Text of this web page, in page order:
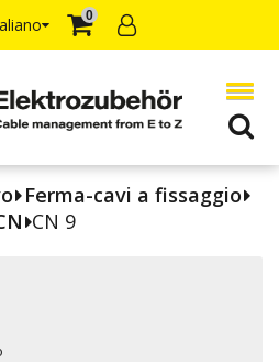
0
Ferma-cavi a fissaggio
CN 9